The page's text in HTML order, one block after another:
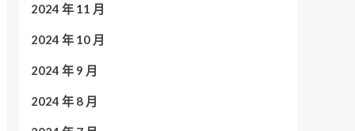
2024 年 11 月
2024 年 10 月
2024 年 9 月
2024 年 8 月